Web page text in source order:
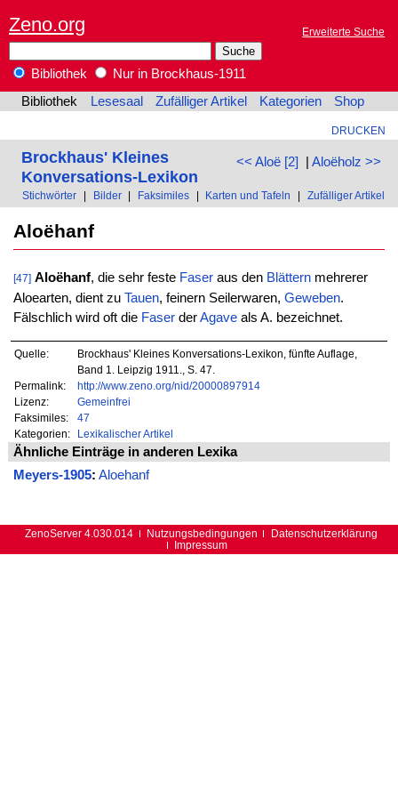
Zeno.org Erweiterte Suche
Bibliothek
Nur in Brockhaus-1911
Bibliothek
Lesesaal Zufälliger Artikel Kategorien Shop
DRUCKEN
<< Aloë [2] | Aloëholz >>
Brockhaus' Kleines
Konversations-Lexikon
Stichwörter Bilder Faksimiles Karten und Tafeln Zufälliger Artikel
Aloëhanf
[47] Aloëhanf, die sehr feste Faseraus den Blätternmehrerer
Aloearten, dient zu Tauen, feinern Seilerwaren, Geweben.
Fälschlich wird oft die FaserderAgaveals A. bezeichnet.
Quelle:
Brockhaus' Kleines Konversations-Lexikon, fünfte Auflage,
Band 1. Leipzig 1911., S. 47.
Permalink:
http://www.zeno.org/nid/20000897914
Lizenz:
Gemeinfrei
Faksimiles:
47
Kategorien:
Lexikalischer Artikel
Ähnliche Einträge in anderen Lexika
Meyers-1905: Aloehanf
ZenoServer 4.030.014 Nutzungsbedingungen
Datenschutzerklärung
Impressum